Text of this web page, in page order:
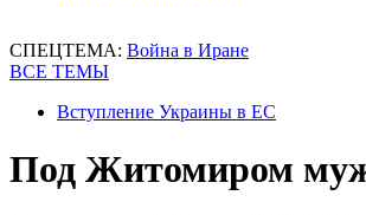
СПЕЦТЕМА: Война в Иране
ВСЕ ТЕМЫ
Вступление Украины в ЕС
Под Житомиром